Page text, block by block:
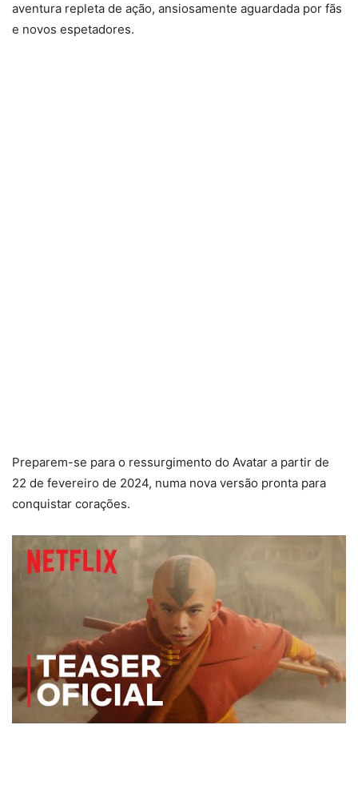
aventura repleta de ação, ansiosamente aguardada por fãs
e novos espetadores.
Preparem-se para o ressurgimento do Avatar a partir de
22 de fevereiro de 2024, numa nova versão pronta para
conquistar corações.